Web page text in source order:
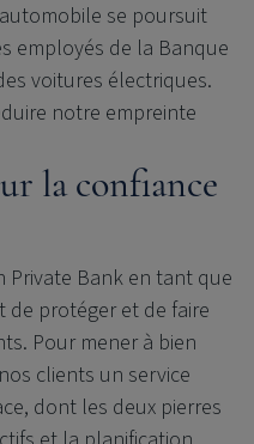
se poursuit
employés de la Banque
voitures électriques.
notre empreinte
la confiance
Private Bank en tant que
de protéger et de faire
Pour mener à bien
clients un service
dont les deux pierres